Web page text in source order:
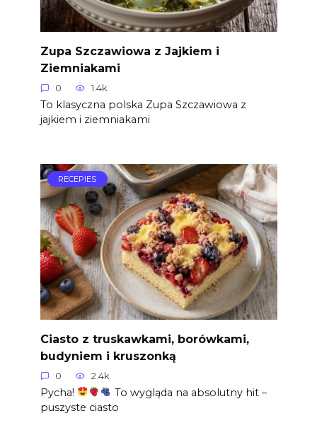
Zupa Szczawiowa z Jajkiem i
Ziemniakami
0 1.4k.
To klasyczna polska Zupa Szczawiowa z
jajkiem i ziemniakami
RECEPIES
Ciasto z truskawkami, borówkami,
budyniem i kruszonką
0 2.4k.
Pycha!
To wygląda na absolutny hit –
puszyste ciasto